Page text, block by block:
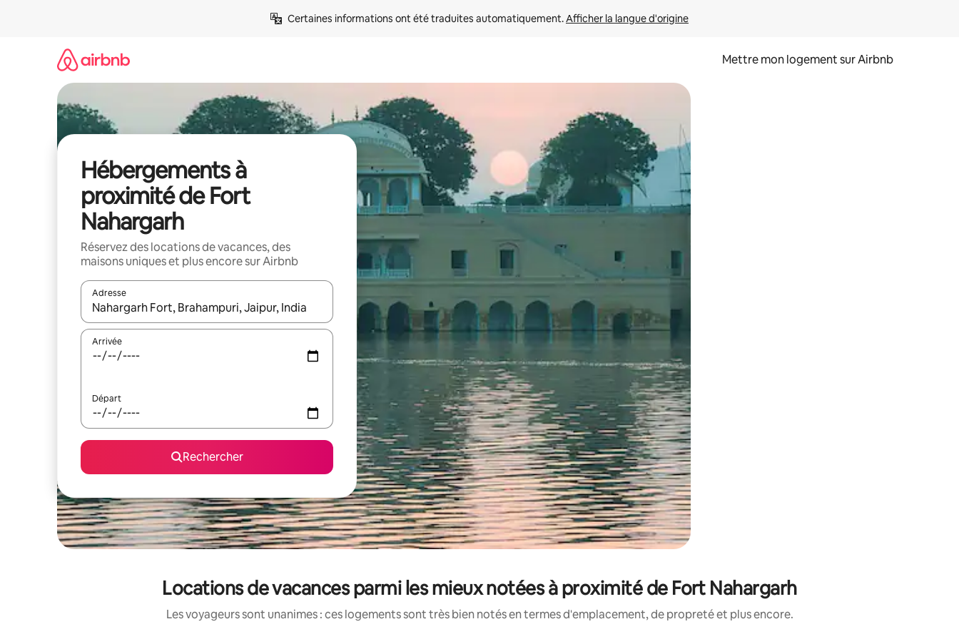
Certaines informations ont été traduites automatiquement. Afficher la langue d'origine
Mettre mon logement sur Airbnb
Hébergements à
proximité de Fort
Nahargarh
Réservez des locations de vacances, des
maisons uniques et plus encore sur Airbnb
Adresse
Lorsque les résultats s'affichent, utilisez les flèches vers le haut et vers le bas pour les parcourir ou en appuyant et en faisant glisser.
Arrivée
Départ
Rechercher
Locations de vacances parmi les mieux notées à proximité de Fort Nahargarh
Les voyageurs sont unanimes : ces logements sont très bien notés en termes d'emplacement, de propreté et plus encore.